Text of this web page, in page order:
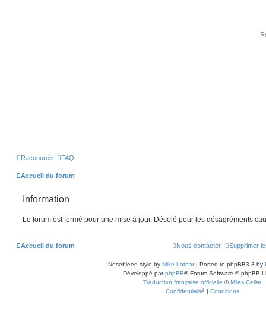
Raccourcis FAQ
Accueil du forum
Information
Le forum est fermé pour une mise à jour. Désolé pour les désagréments
Accueil du forum Supprimer
Nous contacter
Nosebleed style by Mike Lothar| Ported to phpBB3.3 by
Développé parphpBB® Forum Software © phpBB
Traduction française officielle ©Miles Cellar
Confidentialité | Conditions